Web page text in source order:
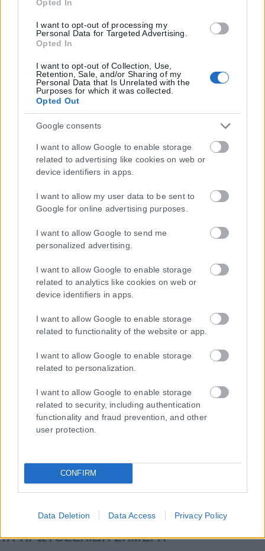
Opted In
I want to opt-out of processing my
Personal Data for Targeted Advertising.
Opted In
I want to opt-out of Collection, Use,
Retention, Sale, and/or Sharing of my
Personal Data that Is Unrelated with the
Purposes for which it was collected.
Opted Out
Google consents
I want to allow Google to enable storage
related to advertising like cookies on web or
device identifiers in apps.
I want to allow my user data to be sent to
Google for online advertising purposes.
I want to allow Google to send me
personalized advertising.
I want to allow Google to enable storage
related to analytics like cookies on web or
device identifiers in apps.
I want to allow Google to enable storage
related to functionality of the website or app.
I want to allow Google to enable storage
related to personalization.
I want to allow Google to enable storage
related to security, including authentication
functionality and fraud prevention, and other
user protection.
CONFIRM
Data Deletion Data Access Privacy Policy
Η εταιρεία με την επωνυμία “POLITICAL MEDIA GROUP A.E.” και κατ’
επέκταση η ιστοσελίδα που κατέχει αυτή “www.karfitsa.gr”
συμμορφώνονται με τη Σύσταση (ΕΕ) 2018/334 της Επιτροπής της
Μοναδικός αριθμός Μ.Η.Τ. 262048
ΤΑ ΠΡΩΤΟΣΕΛΙΔΑ ΣΗΜΕΡΑ